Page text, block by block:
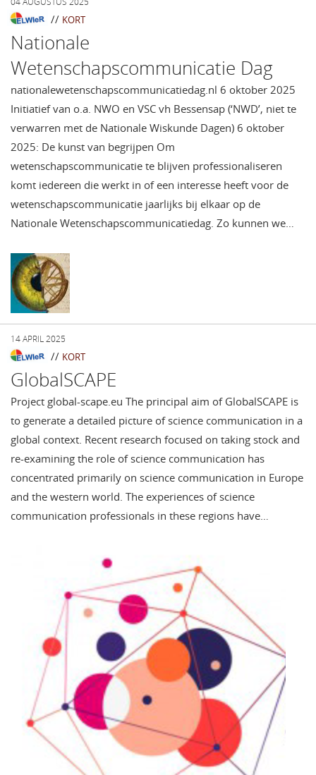
// KORT
Nationale
Wetenschapscommunicatie Dag
nationalewetenschapscommunicatiedag.nl 6 oktober 2025
Initiatief van o.a. NWO en VSC vh Bessensap (‘NWD’, niet te
verwarren met de Nationale Wiskunde Dagen) 6 oktober
2025: De kunst van begrijpen Om
wetenschapscommunicatie te blijven professionaliseren
komt iedereen die werkt in of een interesse heeft voor de
wetenschapscommunicatie jaarlijks bij elkaar op de
Nationale Wetenschapscommunicatiedag. Zo kunnen we…
14 APRIL 2025
// KORT
GlobalSCAPE
Project global-scape.eu The principal aim of GlobalSCAPE is
to generate a detailed picture of science communication in a
global context. Recent research focused on taking stock and
re-examining the role of science communication has
concentrated primarily on science communication in Europe
and the western world. The experiences of science
communication professionals in these regions have…